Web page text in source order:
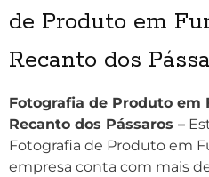
de Produto em
Recanto dos
Fotografia de Produto em
Recanto dos Pássaros –
Fotografia de Produto em
empresa conta com mais